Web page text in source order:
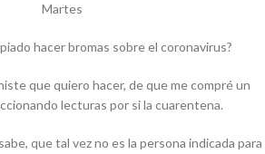
Martes
hacer bromas sobre el coronavirus?
que quiero hacer, de que me compré un
lecturas por si la cuarentena.
que tal vez no es la persona indicada para